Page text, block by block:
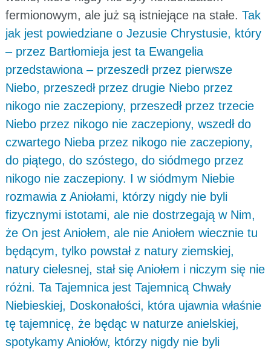
fermionowym, ale już są istniejące na stałe. Tak
jak jest powiedziane o Jezusie Chrystusie, który
– przez Bartłomieja jest ta Ewangelia
przedstawiona – przeszedł przez pierwsze
Niebo, przeszedł przez drugie Niebo przez
nikogo nie zaczepiony, przeszedł przez trzecie
Niebo przez nikogo nie zaczepiony, wszedł do
czwartego Nieba przez nikogo nie zaczepiony,
do piątego, do szóstego, do siódmego przez
nikogo nie zaczepiony. I w siódmym Niebie
rozmawia z Aniołami, którzy nigdy nie byli
fizycznymi istotami, ale nie dostrzegają w Nim,
że On jest Aniołem, ale nie Aniołem wiecznie tu
będącym, tylko powstał z natury ziemskiej,
natury cielesnej, stał się Aniołem i niczym się nie
różni. Ta Tajemnica jest Tajemnicą Chwały
Niebieskiej, Doskonałości, która ujawnia właśnie
tę tajemnicę, że będąc w naturze anielskiej,
spotykamy Aniołów, którzy nigdy nie byli